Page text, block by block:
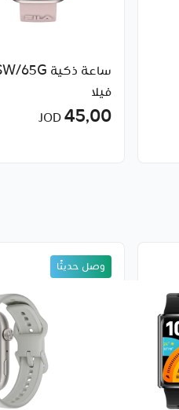
فيلا
45٫00JOD
وصل حديثًا